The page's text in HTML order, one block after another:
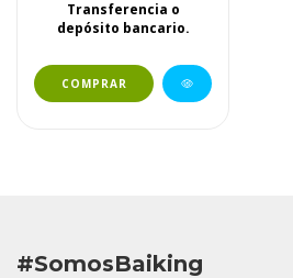
Transferencia o
depósito bancario.
COMPRAR
#SomosBaiking